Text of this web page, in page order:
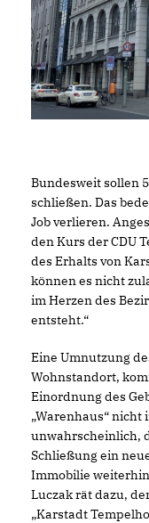
Bundesweit sollen
schließen. Das
Job verlieren.
den Kurs der CDU
des Erhalts von
können es nicht
im Herzen des
entsteht.“
Eine Umnutzung
Wohnstandort,
Einordnung des
Warenhaus“ nicht
unwahrscheinlich,
Schließung ein
Immobilie
Luczak rät dazu,
Karstadt